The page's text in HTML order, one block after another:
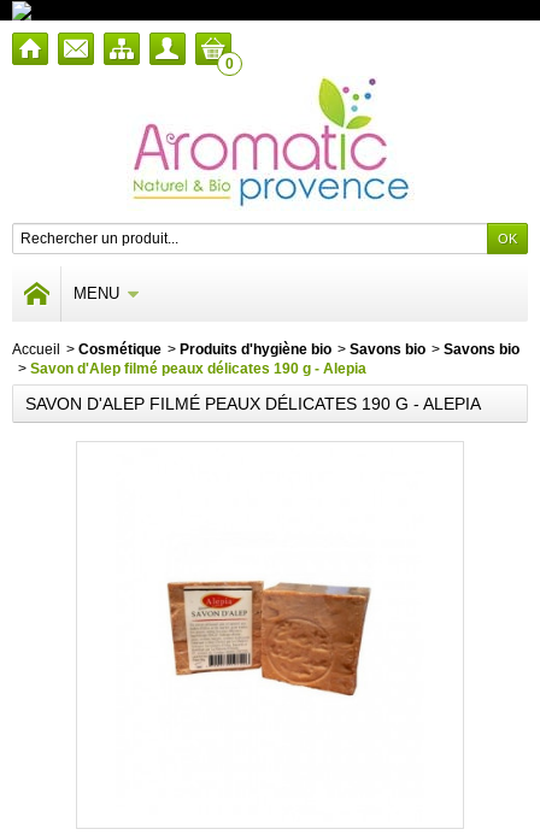
0
MENU
Accueil > Cosmétique > Produits d'hygiène bio > Savons bio > Savons bio
> Savon d'Alep filmé peaux délicates 190 g - Alepia
SAVON D'ALEP FILMÉ PEAUX DÉLICATES 190 G - ALEPIA